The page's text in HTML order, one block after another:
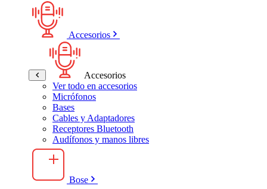
Accesorios
Accesorios
Ver todo en accesorios
Micrófonos
Bases
Cables y Adaptadores
Receptores Bluetooth
Audífonos y manos libres
Bose